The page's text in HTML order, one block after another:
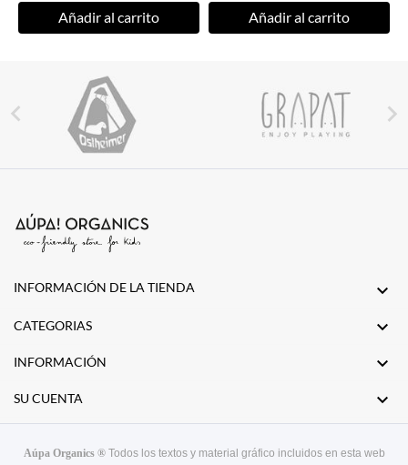
Añadir al carrito Añadir al carrito
 
INFORMACIÓN DE LA TIENDA 
CATEGORIAS 
INFORMACIÓN 
SU CUENTA 
Aúpa Organics ® Todos los textos y material gráfico incluidos en esta web